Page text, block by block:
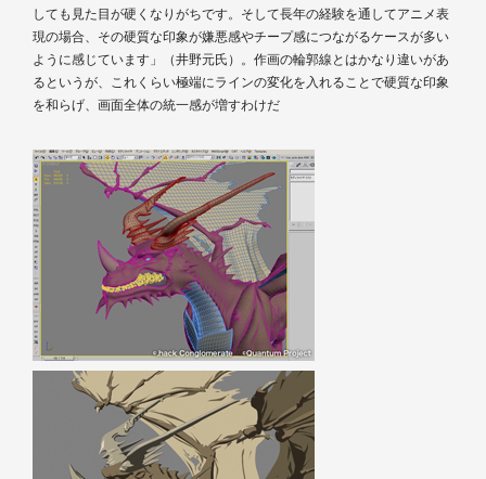
しても見た目が硬くなりがちです。そして長年の経験を通してアニメ表
現の場合、その硬質な印象が嫌悪感やチープ感につながるケースが多い
ように感じています」（井野元氏）。作画の輪郭線とはかなり違いがあ
るというが、これくらい極端にラインの変化を入れることで硬質な印象
を和らげ、画面全体の統一感が増すわけだ